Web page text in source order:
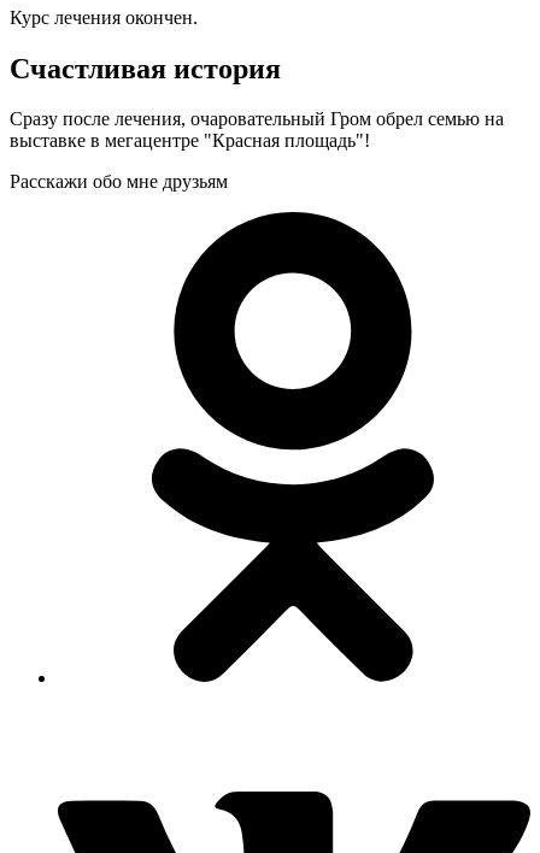
Курс лечения окончен.
Счастливая история
Сразу после лечения, очаровательный Гром обрел семью на
выставке в мегацентре "Красная площадь"!
Расскажи обо мне друзьям